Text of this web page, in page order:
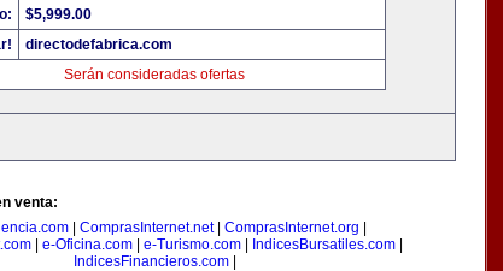
$5,999.00
directodefabrica.com
Serán consideradas ofertas
venta:
| ComprasInternet.net| ComprasInternet.org
e-Oficina.com e-Turismo.com IndicesBursatiles.com
IndicesFinancieros.com|